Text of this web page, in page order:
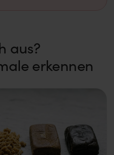
aus?
erkennen